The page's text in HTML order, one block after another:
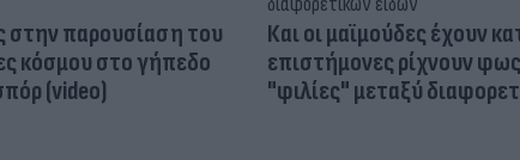
στην παρουσίαση του
κόσμου στο γήπεδο
(video)
Και οι μαϊμούδες έχουν
επιστήμονες ρίχνουν
"φιλίες" μεταξύ